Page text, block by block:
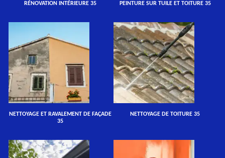
RÉNOVATION INTÉRIEURE 35 PEINTURE SUR TUILE ET TOITURE 35
NETTOYAGE ET RAVALEMENT DE FAÇADE
35
NETTOYAGE DE TOITURE 35